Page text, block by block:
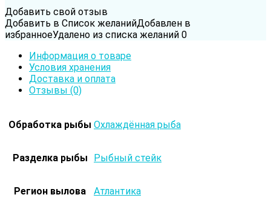
Добавить свой отзыв
Добавить в Список желанийДобавлен в
избранноеУдалено из списка желаний 0
Информация о товаре
Условия хранения
Доставка и оплата
Отзывы (0)
Обработка рыбы Охлаждённая рыба
Разделка рыбы Рыбный стейк
Регион вылова Атлантика